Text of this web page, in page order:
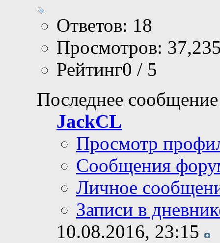
Ответов: 18
Просмотров:
Рейтинг0 / 5
Последнее
JackCL
Просмотр
Сообщения
Личное
Записи в
10.08.2016, 23:15